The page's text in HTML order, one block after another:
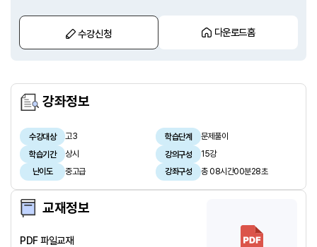
수강신청 다운로드홈
강좌정보
수강대상 고3 학습단계
문제풀이
학습기간
상시 강의구성
15강
난이도
중고급 강좌구성 총 08시간00분28초
교재정보
PDF 파일교재